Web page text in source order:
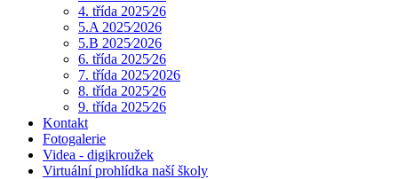
4. třída 2025⁄26
5.A 2025⁄2026
5.B 2025⁄2026
6. třída 2025⁄26
7. třída 2025⁄2026
8. třída 2025⁄26
9. třída 2025⁄26
Kontakt
Fotogalerie
Videa - digikroužek
Virtuální prohlídka naší školy